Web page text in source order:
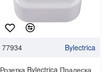
77934 Bylectrica
Розетка Bylectrica Пралеска